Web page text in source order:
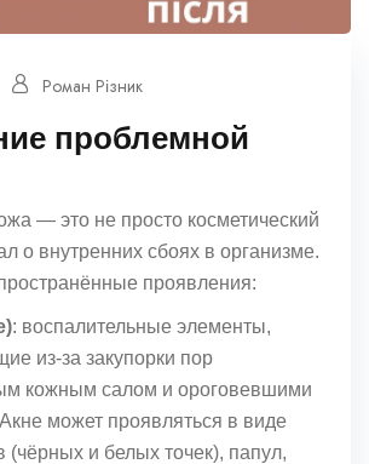
Роман Різник
проблемной
— это не просто косметический
о внутренних сбоях в организме.
проявления:
: воспалительные элементы,
из-за закупорки пор
кожным салом и ороговевшими
может проявляться в виде
(чёрных и белых точек), папул,